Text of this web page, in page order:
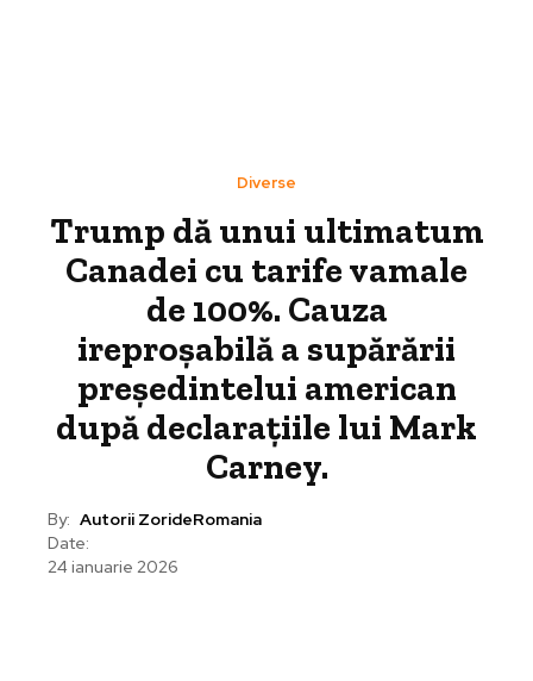
Diverse
Trump dă unui ultimatum
Canadei cu tarife vamale
de 100%. Cauza
ireproșabilă a supărării
președintelui american
după declarațiile lui Mark
Carney.
By: Autorii ZorideRomania
Date:
24 ianuarie 2026